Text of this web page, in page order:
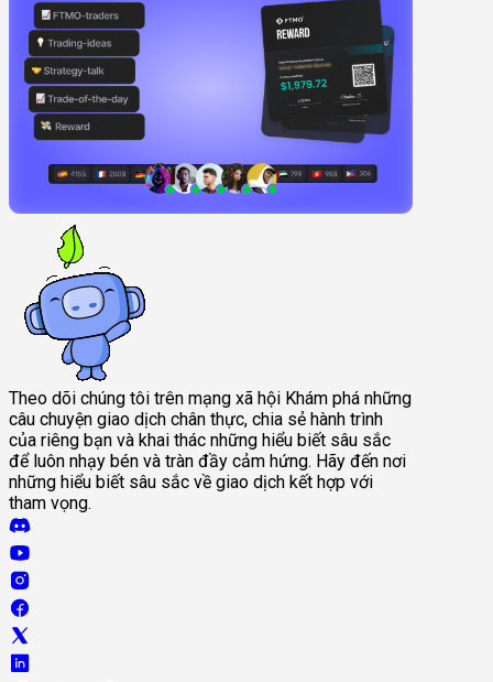
Theo dõi chúng tôi trên mạng xã hội Khám phá những
câu chuyện giao dịch chân thực, chia sẻ hành trình
của riêng bạn và khai thác những hiểu biết sâu sắc
để luôn nhạy bén và tràn đầy cảm hứng. Hãy đến nơi
những hiểu biết sâu sắc về giao dịch kết hợp với
tham vọng.